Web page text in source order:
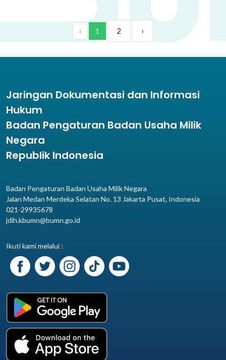
‹ 1 2 ›
Jaringan Dokumentasi dan Informasi
Hukum
Badan Pengaturan Badan Usaha Milik
Negara
Republik Indonesia
Badan Pengaturan Badan Usaha Milik Negara
Jalan Medan Merdeka Selatan No. 13 Jakarta Pusat, Indonesia
021-29935678
jdih.kbumn@bumn.go.id
Ikuti kami melalui :